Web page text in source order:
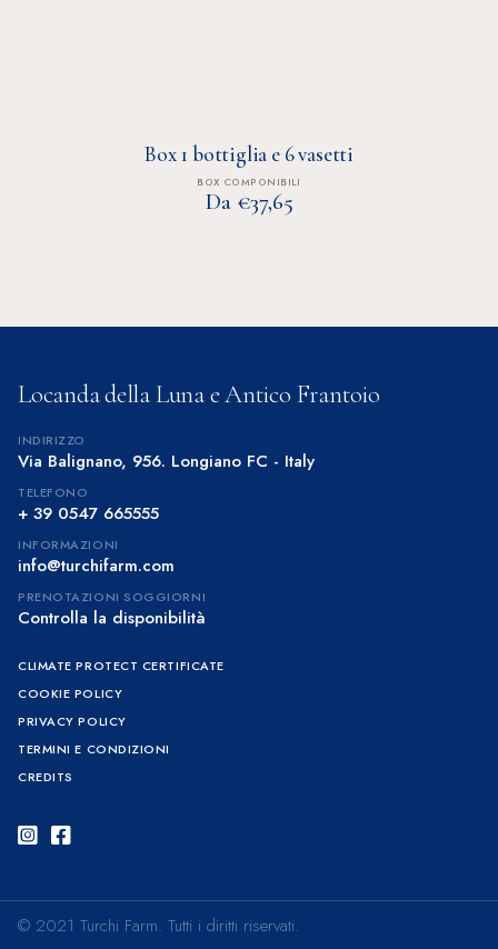
Box 1 bottiglia e 6 vasetti
BOX COMPONIBILI
Da €37,65
Locanda della Luna e Antico Frantoio
INDIRIZZO
Via Balignano, 956. Longiano FC - Italy
TELEFONO
+ 39 0547 665555
INFORMAZIONI
info@turchifarm.com
PRENOTAZIONI SOGGIORNI
Controlla la disponibilità
CLIMATE PROTECT CERTIFICATE
COOKIE POLICY
PRIVACY POLICY
TERMINI E CONDIZIONI
CREDITS
© 2021 Turchi Farm. Tutti i diritti riservati.